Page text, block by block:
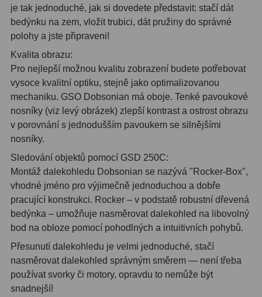
Binohlavy3
Ostatní 1
Montáže93
Azimutální AZ5
Paralaktické EQ19
Fotografické montáže
Stativy a pilíře3
Objímky10
Motory a pohony13
Upínací prvky13
Závaží
Ostatní22
je tak jednoduché, jak si dovedete představit: stačí dát
bedýnku na zem, vložit trubici, dát pružiny do správné
polohy a jste připraveni!
Kvalita obrazu:
Pro nejlepší možnou kvalitu zobrazení budete potřebovat
vysoce kvalitní optiku, stejně jako optimalizovanou
mechaniku. GSO Dobsonian má oboje. Tenké pavoukové
nosníky (viz levý obrázek) zlepší kontrast a ostrost obrazu
v porovnání s jednodušším pavoukem se silnějšími
nosníky.
Sledování objektů pomocí GSD 250C:
Montáž dalekohledu Dobsonian se nazývá "Rocker-Box",
vhodné jméno pro výjimečně jednoduchou a dobře
pracující konstrukci. Rocker – v podstatě robustní dřevená
bedýnka – umožňuje nasměrovat dalekohled na libovolný
bod na obloze pomocí pohodlných a intuitivních pohybů.
Přesunutí dalekohledu je velmi jednoduché, stačí
nasměrovat dalekohled správným směrem — není třeba
používat svorky či motory, opravdu to nemůže být
snadnejší!